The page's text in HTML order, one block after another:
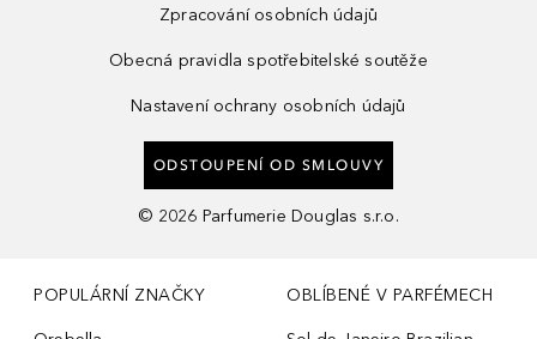
Zpracování osobních údajů
Obecná pravidla spotřebitelské soutěže
Nastavení ochrany osobních údajů
ODSTOUPENÍ OD SMLOUVY
© 2026 Parfumerie Douglas s.r.o.
POPULÁRNÍ ZNAČKY OBLÍBENÉ V PARFÉMECH